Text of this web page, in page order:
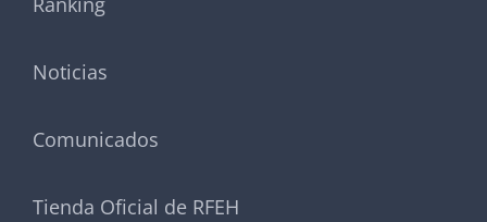
Noticias
Comunicados
Tienda Oficial de RFEH